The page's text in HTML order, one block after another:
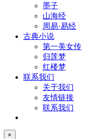
墨子
山海经
周易·易经
古典小说
第一美女传
归莲梦
红楼梦
联系我们
关于我们
友情链接
联系我们
×